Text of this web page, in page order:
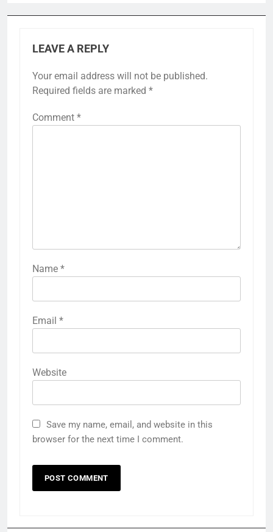
LEAVE A REPLY
Your email address will not be published.
Required fields are marked *
Comment *
Name *
Email *
Website
Save my name, email, and website in this
browser for the next time I comment.